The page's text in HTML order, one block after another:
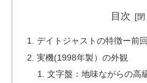
目次
デイトジャストの特徴ー前
実機(1998年製）の外観
文字盤：地味ながらの高